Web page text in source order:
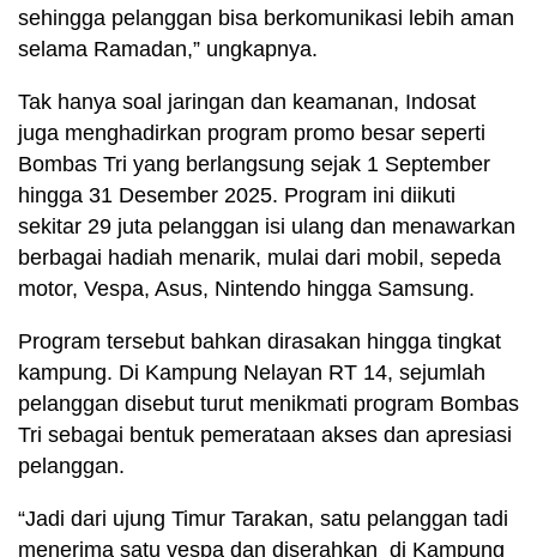
sehingga pelanggan bisa berkomunikasi lebih aman
selama Ramadan,” ungkapnya.
Tak hanya soal jaringan dan keamanan, Indosat
juga menghadirkan program promo besar seperti
Bombas Tri yang berlangsung sejak 1 September
hingga 31 Desember 2025. Program ini diikuti
sekitar 29 juta pelanggan isi ulang dan menawarkan
berbagai hadiah menarik, mulai dari mobil, sepeda
motor, Vespa, Asus, Nintendo hingga Samsung.
Program tersebut bahkan dirasakan hingga tingkat
kampung. Di Kampung Nelayan RT 14, sejumlah
pelanggan disebut turut menikmati program Bombas
Tri sebagai bentuk pemerataan akses dan apresiasi
pelanggan.
“Jadi dari ujung Timur Tarakan, satu pelanggan tadi
menerima satu vespa dan diserahkan di Kampung